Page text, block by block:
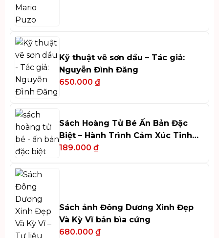
Kỹ thuật vẽ sơn dầu – Tác giả:
Nguyễn Đình Đăng
650.000 ₫
Sách Hoàng Tử Bé Ấn Bản Đặc
Biệt – Hành Trình Cảm Xúc Tinh
Tế
189.000 ₫
Sách ảnh Đông Dương Xinh Đẹp
Và Kỳ Vĩ bản bìa cứng
680.000 ₫